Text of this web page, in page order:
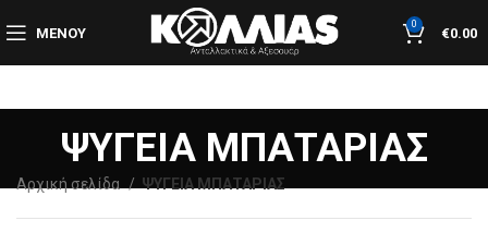
ΜΕΝΟΎ
0
€0.00
ΨΥΓΕΙΑ ΜΠΑΤΑΡΙΑΣ
Αρχική σελίδα ΨΥΓΕΙΑ ΜΠΑΤΑΡΙΑΣ